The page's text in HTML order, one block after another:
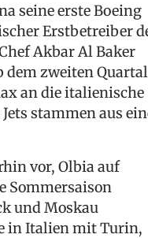
seine erste Boeing
Erstbetreiber
Akbar Al Baker
dem zweiten Quartal
an die italienische
stammen aus
vor, Olbia auf
Sommersaison
und Moskau
in Italien mit Turin,